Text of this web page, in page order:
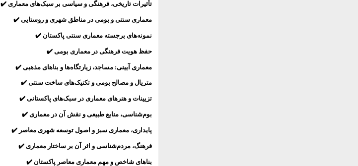
تأثیرات تاریخی، فرهنگی و سیاسی بر سبک‌های معماری ✔️
معماری سنتی و بومی در مناطق شهری و روستایی ✔️
نمونه‌های برجسته معماری سنتی پاکستان ✔️
حفظ هویت فرهنگی در معماری بومی ✔️
معماری آیینی: مساجد، زیارتگاه‌ها و بناهای مذهبی ✔️
متریال و مصالح بومی و تکنیک‌های ساخت سنتی ✔️
تزیینات و هنرهای معماری در سبک‌های پاکستانی ✔️
بوم‌شناسی، منابع طبیعی و نقش آن در معماری ✔️
پایداری، معماری سبز و اصول توسعه شهری معاصر ✔️
فرهنگ، مردم‌شناسی و اثر آن بر ساختار معماری ✔️
بناهای شاخص و مهم معماری معاصر پاکستان ✔️